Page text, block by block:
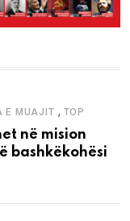
E MUAJIT , TOP
në mision
bashkëkohësi